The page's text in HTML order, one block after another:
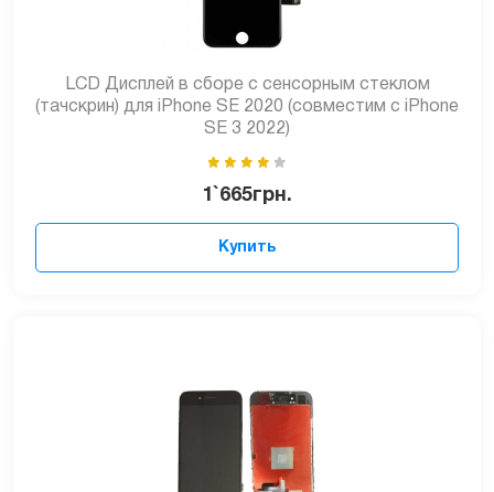
LCD Дисплей в сборе с сенсорным стеклом
(тачскрин) для iPhone SE 2020 (совместим с iPhone
SE 3 2022)
1`665грн.
Купить